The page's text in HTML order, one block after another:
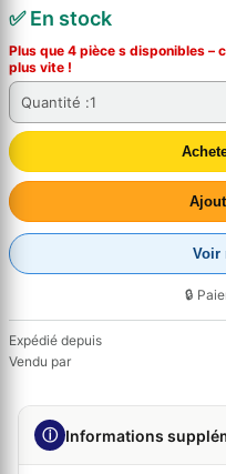
✅ En stock
Plus que 4 pièce s disponibles –
plus vite !
Quantité :1
Voir
🔒
Expédié depuis
Vendu par
ⓘ Informations